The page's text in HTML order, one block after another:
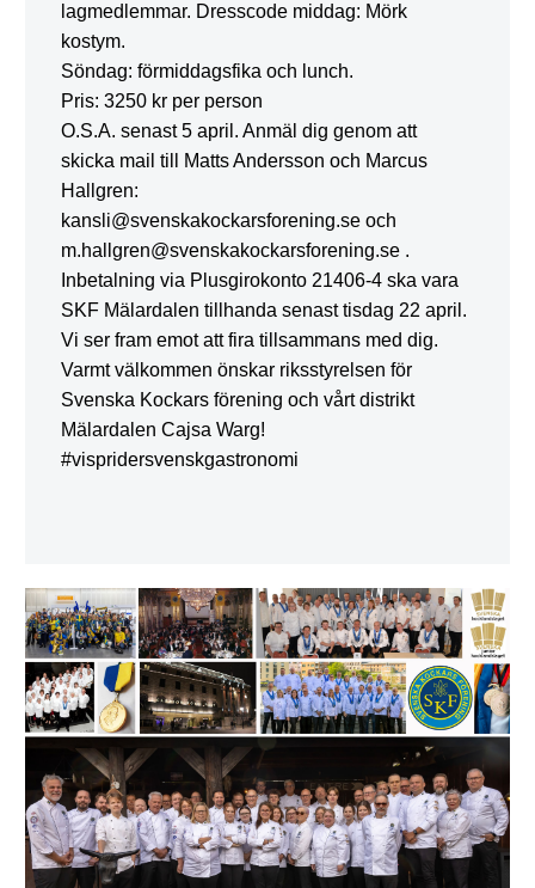
lagmedlemmar. Dresscode middag: Mörk
kostym.
Söndag: förmiddagsfika och lunch.
Pris: 3250 kr per person
O.S.A. senast 5 april. Anmäl dig genom att
skicka mail till Matts Andersson och Marcus
Hallgren:
kansli@svenskakockarsforening.se och
m.hallgren@svenskakockarsforening.se .
Inbetalning via Plusgirokonto 21406-4 ska vara
SKF Mälardalen tillhanda senast tisdag 22 april.
Vi ser fram emot att fira tillsammans med dig.
Varmt välkommen önskar riksstyrelsen för
Svenska Kockars förening och vårt distrikt
Mälardalen Cajsa Warg!
#vispridersvenskgastronomi